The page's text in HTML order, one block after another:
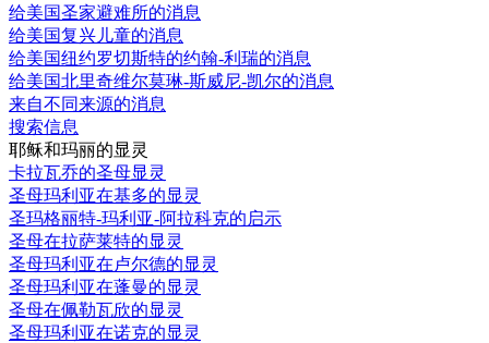
给美国圣家避难所的消息
给美国复兴儿童的消息
给美国纽约罗切斯特的约翰-利瑞的消息
给美国北里奇维尔莫琳-斯威尼-凯尔的消息
来自不同来源的消息
搜索信息
耶稣和玛丽的显灵
卡拉瓦乔的圣母显灵
圣母玛利亚在基多的显灵
圣玛格丽特-玛利亚-阿拉科克的启示
圣母在拉萨莱特的显灵
圣母玛利亚在卢尔德的显灵
圣母玛利亚在蓬曼的显灵
圣母在佩勒瓦欣的显灵
圣母玛利亚在诺克的显灵